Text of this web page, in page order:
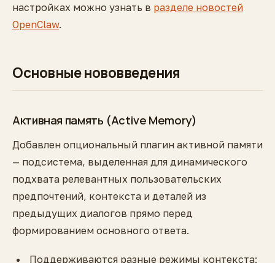
настройках можно узнать в разделе новостей
OpenClaw.
Основные нововведения
Активная память (Active Memory)
Добавлен опциональный плагин активной памяти
— подсистема, выделенная для динамического
подхвата релевантных пользовательских
предпочтений, контекста и деталей из
предыдущих диалогов прямо перед
формированием основного ответа.
Поддерживаются разные режимы контекста: